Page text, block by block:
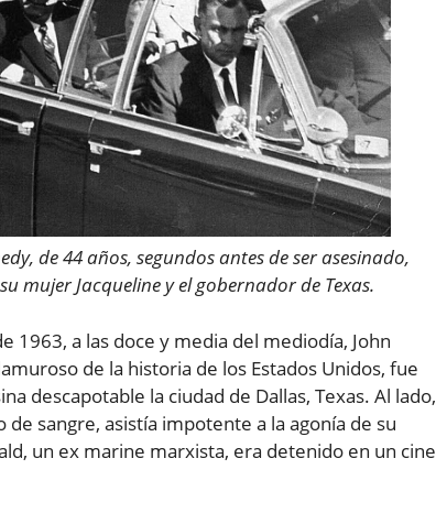
de 44 años, segundos antes de ser asesinado,
mujer Jacqueline y el gobernador de Texas.
1963, a las doce y media del mediodía, John
de la historia de los Estados Unidos, fue
descapotable la ciudad de Dallas, Texas. Al lado,
sangre, asistía impotente a la agonía de su
un ex marine marxista, era detenido en un cine